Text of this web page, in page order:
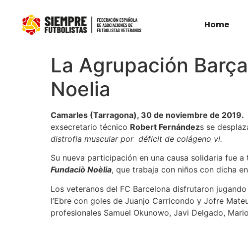
Home
La Agrupación
Noelia
Camarles (Tarragona), 30 de noviembre de 2019.
exsecretario técnico Robert Fernándezs se
distrofia muscular por déficit de colágeno vi.
Su nueva participación en una causa solidaria fue
Fundaciò Noèlia, que trabaja con niños con dicha
Los veteranos del FC Barcelona disfrutaron jugando
l’Ebre con goles de Juanjo Carricondo y Jofre
profesionales Samuel Okunowo, Javi Delgado,